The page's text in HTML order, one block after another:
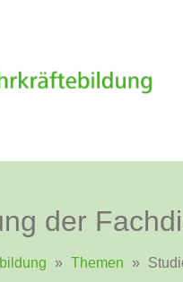
der
» Themen »